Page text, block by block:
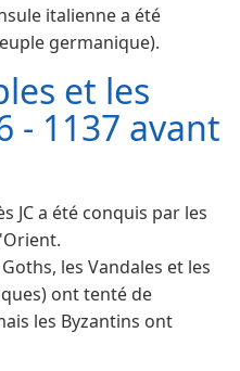
italienne a été
germanique).
et les
- 1137 avant
JC a été conquis par les
les Vandales et les
ont tenté de
les Byzantins ont